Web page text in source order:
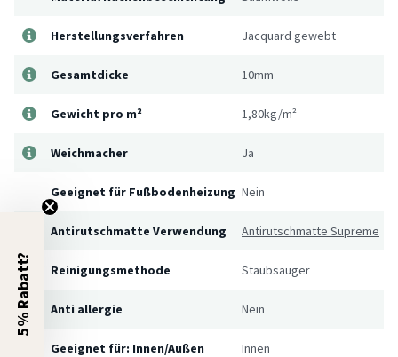
Herstellungsverfahren Jacquard gewebt
Gesamtdicke 10mm
Gewicht pro m² 1,80kg/m²
Weichmacher Ja
Geeignet für Fußbodenheizung Nein
Antirutschmatte Verwendung Antirutschmatte Supreme
Reinigungsmethode Staubsauger
Anti allergie Nein
Geeignet für: Innen/Außen Innen
5% Rabatt?